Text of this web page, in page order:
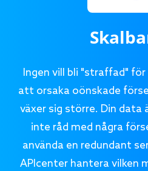
Ingen vill bli "straffad"
att orsaka oönskade
växer sig större. Din data
inte råd med några
använda en redundant
APIcenter hantera vilken